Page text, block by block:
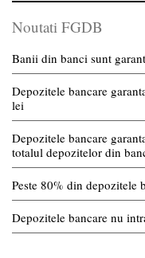
Noutati FGDB
Banii din banci sunt
Depozitele bancare
lei
Depozitele bancare
totalul depozitelor din
Peste 80% din depozitele
Depozitele bancare nu